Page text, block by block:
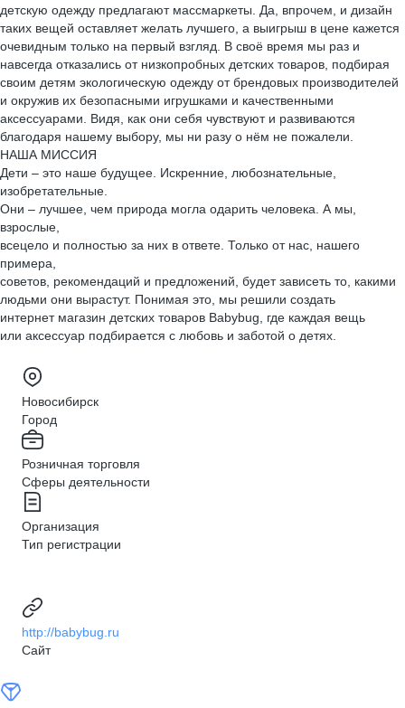
детскую одежду предлагают массмаркеты. Да, впрочем, и дизайн
таких вещей оставляет желать лучшего, а выигрыш в цене кажется
очевидным только на первый взгляд. В своё время мы раз и
навсегда отказались от низкопробных детских товаров, подбирая
своим детям экологическую одежду от брендовых производителей
и окружив их безопасными игрушками и качественными
аксессуарами. Видя, как они себя чувствуют и развиваются
благодаря нашему выбору, мы ни разу о нём не пожалели.
НАША МИССИЯ
Дети – это наше будущее. Искренние, любознательные,
изобретательные.
Они – лучшее, чем природа могла одарить человека. А мы,
взрослые,
всецело и полностью за них в ответе. Только от нас, нашего
примера,
советов, рекомендаций и предложений, будет зависеть то, какими
людьми они вырастут. Понимая это, мы решили создать
интернет магазин детских товаров Babybug, где каждая вещь
или аксессуар подбирается с любовь и заботой о детях.
Новосибирск
Город
Розничная торговля
Сферы деятельности
Организация
Тип регистрации
http://babybug.ru
Сайт